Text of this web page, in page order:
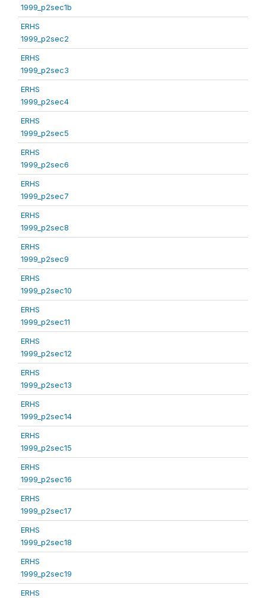
1999_p2sec1b
ERHS
1999_p2sec2
ERHS
1999_p2sec3
ERHS
1999_p2sec4
ERHS
1999_p2sec5
ERHS
1999_p2sec6
ERHS
1999_p2sec7
ERHS
1999_p2sec8
ERHS
1999_p2sec9
ERHS
1999_p2sec10
ERHS
1999_p2sec11
ERHS
1999_p2sec12
ERHS
1999_p2sec13
ERHS
1999_p2sec14
ERHS
1999_p2sec15
ERHS
1999_p2sec16
ERHS
1999_p2sec17
ERHS
1999_p2sec18
ERHS
1999_p2sec19
ERHS